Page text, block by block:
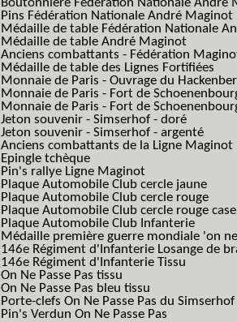
Boutonnière Fédération Nationale André
Pins Fédération Nationale André Maginot
Médaille de table Fédération Nationale
Médaille de table André Maginot
Anciens combattants - Fédération
Médaille de table des Lignes Fortifiées
Monnaie de Paris - Ouvrage du
Monnaie de Paris - Fort de
Monnaie de Paris - Fort de
Jeton souvenir - Simserhof - doré
Jeton souvenir - Simserhof - argenté
Anciens combattants de la Ligne Maginot
Epingle tchèque
Pin's rallye Ligne Maginot
Plaque Automobile Club cercle jaune
Plaque Automobile Club cercle rouge
Plaque Automobile Club cercle rouge
Plaque Automobile Club Infanterie
Médaille première guerre mondiale 'on
146e Régiment d'Infanterie Losange de
146e Régiment d'Infanterie Tissu
On Ne Passe Pas tissu
On Ne Passe Pas bleu tissu
Porte-clefs On Ne Passe Pas du Simserhof
Pin's Verdun On Ne Passe Pas